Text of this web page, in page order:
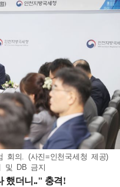
회의. (사진=인천국세청 제공)
및 DB 금지